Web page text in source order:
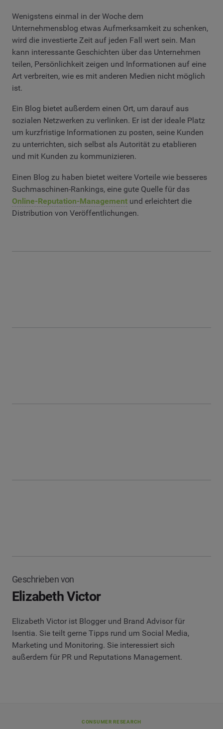
Wenigstens einmal in der Woche dem
Unternehmensblog etwas Aufmerksamkeit zu schenken,
wird die investierte Zeit auf jeden Fall wert sein. Man
kann interessante Geschichten über das Unternehmen
teilen, Persönlichkeit zeigen und Informationen auf eine
Art verbreiten, wie es mit anderen Medien nicht möglich
ist.
Ein Blog bietet außerdem einen Ort, um darauf aus
sozialen Netzwerken zu verlinken. Er ist der ideale Platz
um kurzfristige Informationen zu posten, seine Kunden
zu unterrichten, sich selbst als Autorität zu etablieren
und mit Kunden zu kommunizieren.
Einen Blog zu haben bietet weitere Vorteile wie besseres
Suchmaschinen-Rankings, eine gute Quelle für das
Online-Reputation-Management und erleichtert die
Distribution von Veröffentlichungen.
Geschrieben von
Elizabeth Victor
Elizabeth Victor ist Blogger und Brand Advisor für
Isentia. Sie teilt gerne Tipps rund um Social Media,
Marketing und Monitoring. Sie interessiert sich
außerdem für PR und Reputations Management.
CONSUMER RESEARCH